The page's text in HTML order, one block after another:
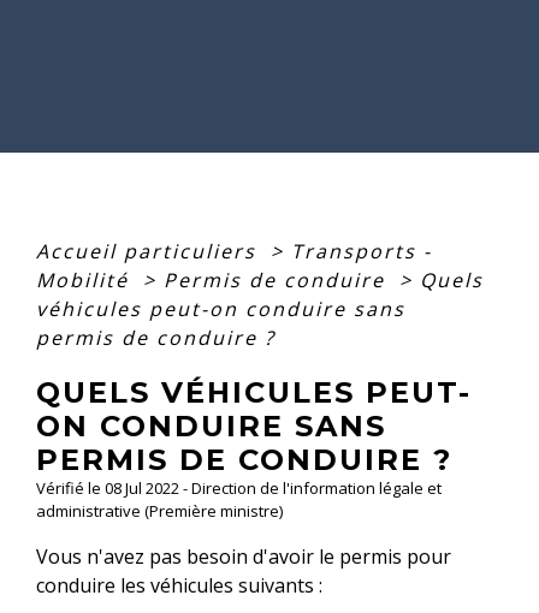
Accueil particuliers > Transports -
Mobilité
> Permis de conduire > Quels
véhicules peut-on conduire sans
permis de conduire ?
QUELS VÉHICULES PEUT-
ON CONDUIRE SANS
PERMIS DE CONDUIRE ?
Vérifié le 08 Jul 2022 - Direction de l'information légale et
administrative (Première ministre)
Vous n'avez pas besoin d'avoir le permis pour
conduire les véhicules suivants :